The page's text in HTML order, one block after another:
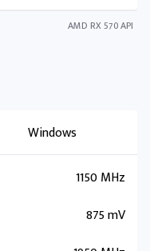
AMD RX 570 API
Windows
1150 MHz
875 mV